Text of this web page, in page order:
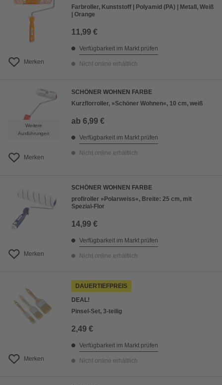
Merken
Farbroller, Kunststoff | Polyamid (PA) | Metall, Weiß
| Orange
11,99 €
Verfügbarkeit im Markt prüfen
Nicht online erhältlich
Weitere
Ausführungen
Merken
SCHÖNER WOHNEN FARBE
Kurzflorroller, »Schöner Wohnen«, 10 cm, weiß
ab 6,99 €
Verfügbarkeit im Markt prüfen
Nicht online erhältlich
Merken
SCHÖNER WOHNEN FARBE
profiroller »Polarweiss«, Breite: 25 cm, mit
Spezial-Flor
14,99 €
Verfügbarkeit im Markt prüfen
Nicht online erhältlich
Merken
DAUERTIEFPREIS
DEAL!
Pinsel-Set, 3-teilig
2,49 €
Verfügbarkeit im Markt prüfen
Nicht online erhältlich